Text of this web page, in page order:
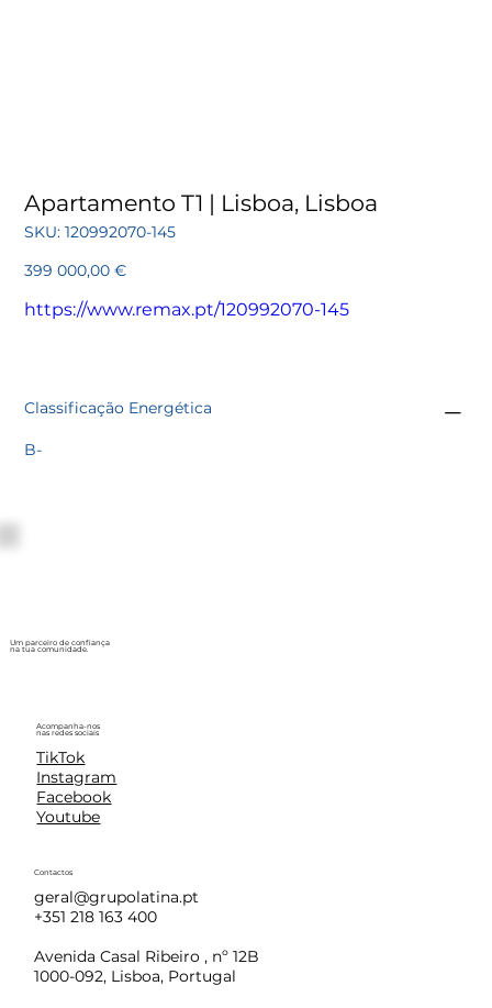
Apartamento T1 | Lisboa, Lisboa
SKU: SKU
120992070-
120992070-145
Preço
399 000,00 €
https://www.remax.pt/120992070-145
Classificação Energética
B-
Um parceiro de confiança
na tua comunidade.
Acompanha-nos
nas redes sociais
TikTok
Instagram
Facebook
Youtube
Contactos
geral@grupolatina.pt
+351 218 163 400
Avenida Casal Ribeiro , nº 12B
1000-092, Lisboa, Portugal